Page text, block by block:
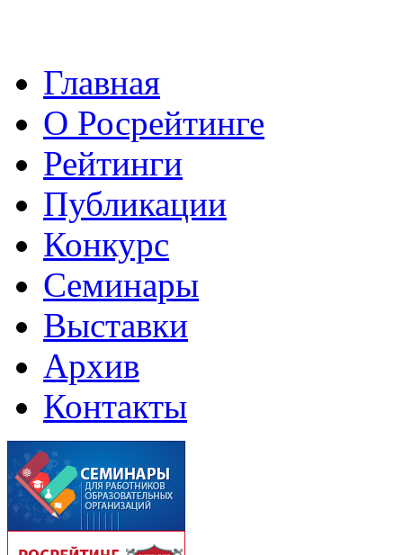
Главная
О Росрейтинге
Рейтинги
Публикации
Конкурс
Семинары
Выставки
Архив
Контакты